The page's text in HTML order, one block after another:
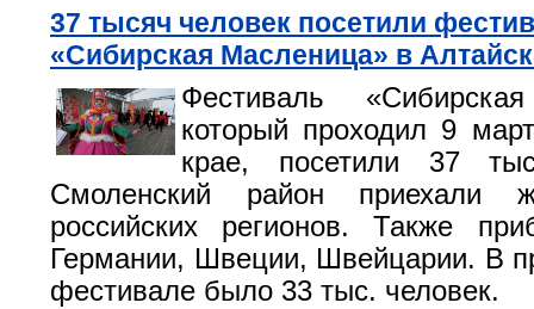
37 тысяч человек посетили
«Сибирская Масленица» в
Фестиваль
который проходил 9
крае, посетили 37
Смоленский район приехали
российских регионов. Также
Германии, Швеции, Швейцарии. В
фестивале было 33 тыс. человек.